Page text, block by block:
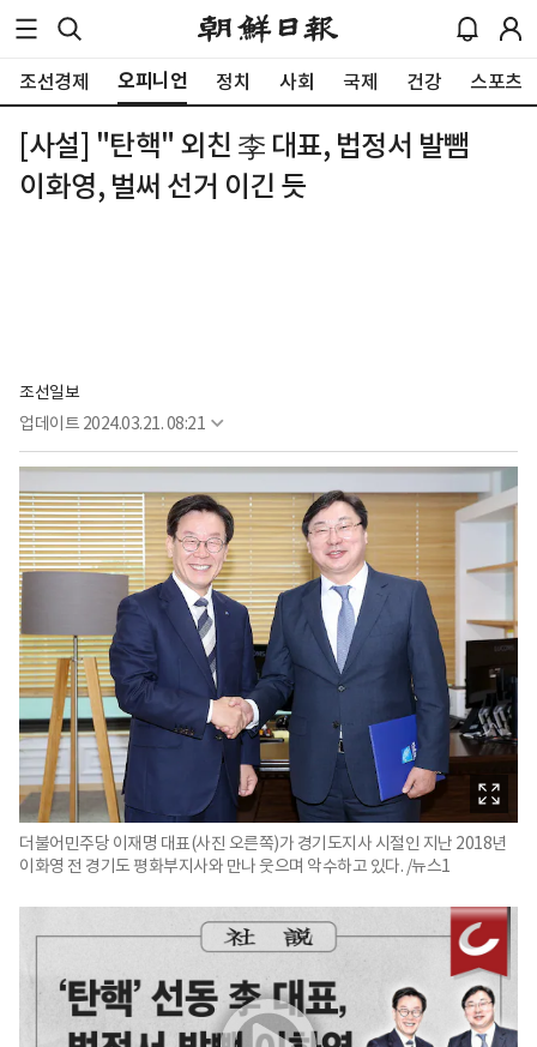
조선경제 오피니언 정치 사회 국제 건강 스포츠
[사설] "탄핵" 외친 李 대표, 법정서 발뺌
이화영, 벌써 선거 이긴 듯
조선일보
업데이트 2024.03.21. 08:21
더불어민주당 이재명 대표(사진 오른쪽)가 경기도지사 시절인 지난 2018년
이화영 전 경기도 평화부지사와 만나 웃으며 악수하고 있다. /뉴스1